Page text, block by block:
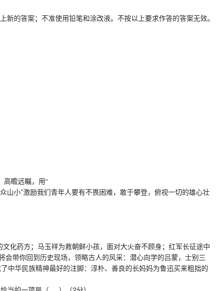
的答案；不准使用铅笔和涂改液。不按以上要求作答的答案无效。
远，高瞻远瞩，用“
青年人要有不畏困难，敢于攀登，俯视一切的雄心壮
化药方；马玉祥为救朝鲜小孩，面对大火奋不顾身；红军长征途中
带你回到历史现场，领略古人的风采：潜心向学的吕蒙，士别三
中华民族精神最好的注脚：淳朴、善良的长妈妈为鲁迅买来粗拙的